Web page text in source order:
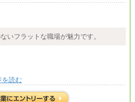
などを考慮のうえ、当社規程により優
勤務形態に応じて、上記給与の範囲内
も給与に変更はございません
いフラットな職場が魅力です。
読む